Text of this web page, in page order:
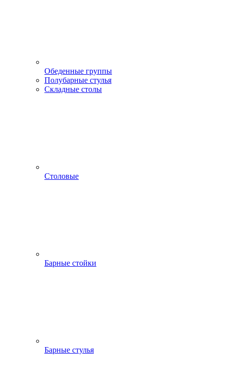
Обеденные группы
Полубарные стулья
Складные столы
Столовые
Барные стойки
Барные стулья